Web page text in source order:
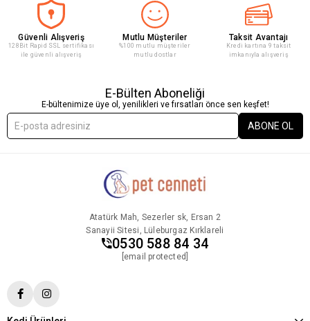
Güvenli Alışveriş
128Bit Rapid SSL sertifikası
ile güvenli alışveriş
Mutlu Müşteriler
%100 mutlu müşteriler
mutlu dostlar
Taksit Avantajı
Kredi kartına 9 taksit
imkanıyla alışveriş
E-Bülten Aboneliği
E-bültenimize üye ol, yenilikleri ve fırsatları önce sen keşfet!
ABONE OL
Atatürk Mah, Sezerler sk, Ersan 2
Sanayii Sitesi, Lüleburgaz Kırklareli
0530 588 84 34
[email protected]